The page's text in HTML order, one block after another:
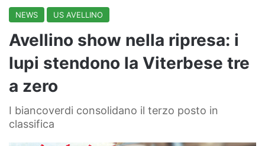
NEWS US AVELLINO
Avellino show nella ripresa: i
lupi stendono la Viterbese tre
a zero
I biancoverdi consolidano il terzo posto in
classifica